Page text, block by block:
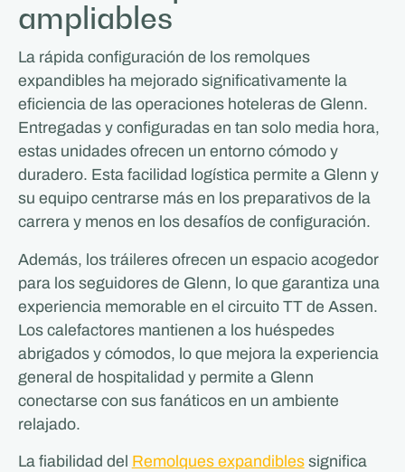
ampliables
La rápida configuración de los remolques
expandibles ha mejorado significativamente la
eficiencia de las operaciones hoteleras de Glenn.
Entregadas y configuradas en tan solo media hora,
estas unidades ofrecen un entorno cómodo y
duradero. Esta facilidad logística permite a Glenn y
su equipo centrarse más en los preparativos de la
carrera y menos en los desafíos de configuración.
Además, los tráileres ofrecen un espacio acogedor
para los seguidores de Glenn, lo que garantiza una
experiencia memorable en el circuito TT de Assen.
Los calefactores mantienen a los huéspedes
abrigados y cómodos, lo que mejora la experiencia
general de hospitalidad y permite a Glenn
conectarse con sus fanáticos en un ambiente
relajado.
La fiabilidad del Remolques expandiblessignifica